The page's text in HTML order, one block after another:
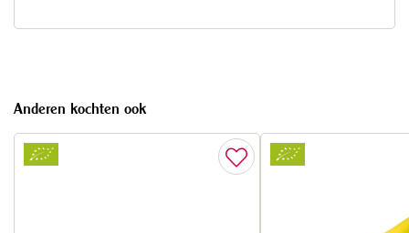
Anderen kochten ook